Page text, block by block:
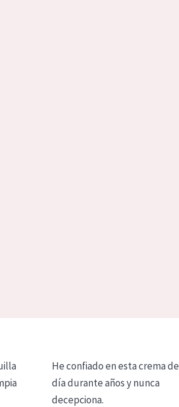
He confiado en esta crema de
día durante años y nunca
decepciona.